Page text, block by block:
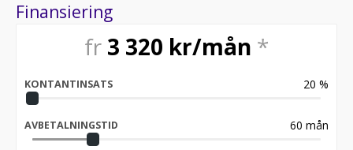
Elräckvidd enligt WLTP på 395 km
Endast XX tidigare brukare
Möjlighet till 12-60 månaders garanti
Servicehistorik:
2025-02-04 - 2315 mil
2026-06-29 - 6766 mil
Finansiering
fr 3 320 kr/mån *
KONTANTINSATS 20 %
AVBETALNINGSTID 60 mån